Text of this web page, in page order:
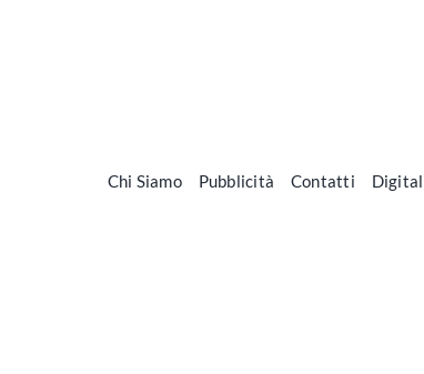
Chi Siamo Pubblicità Contatti